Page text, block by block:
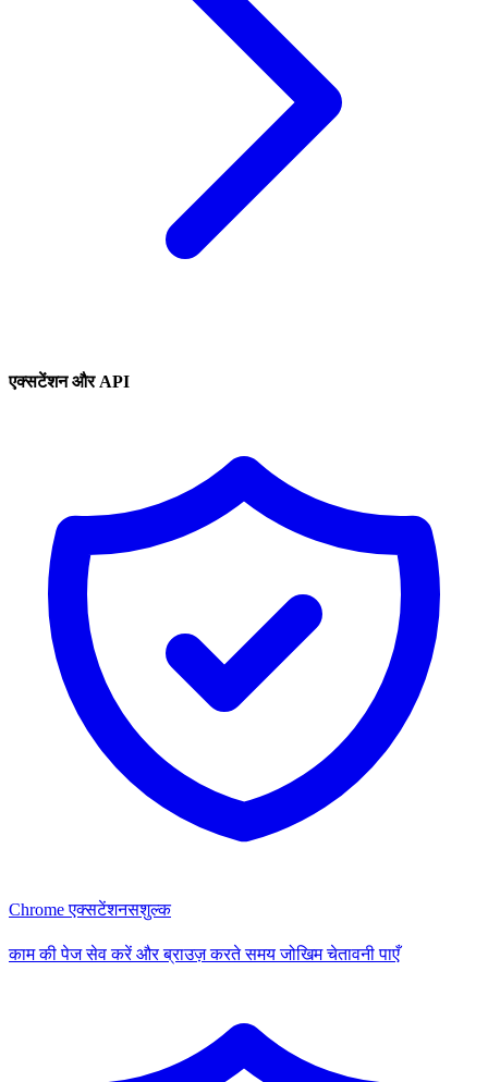
एक्सटेंशन और API
Chrome एक्सटेंशनसशुल्क
काम की पेज सेव करें और ब्राउज़ करते समय जोखिम चेतावनी पाएँ